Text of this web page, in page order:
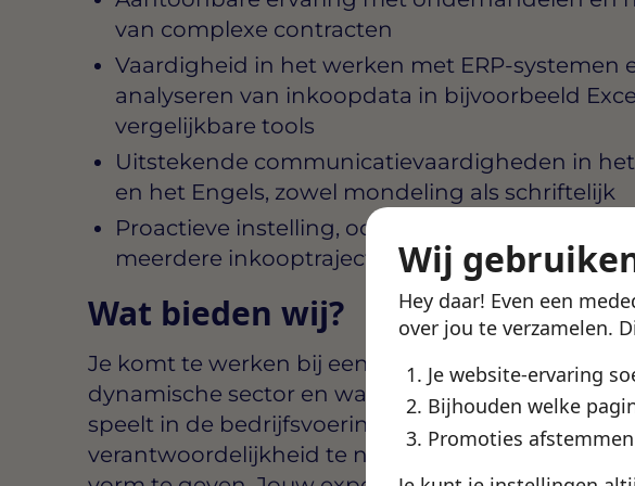
Wij
Hey daar! Even een
over jou te verzamelen.
Je website-ervaring
Bijhouden welke
Promoties
van complexe contracten
Vaardigheid in het werken met ERP-systemen
analyseren van inkoopdata in bijvoorbeeld
vergelijkbare tools
Uitstekende communicatievaardigheden in
en het Engels, zowel mondeling als schriftelijk
Proactieve instelling, oog voor detail en het
meerdere inkooptrajecten tegelijk te beheren
Wat bieden wij?
Je komt te werken bij een organisatie die actief is
dynamische sector en waarbij inkoop een
speelt in de bedrijfsvoering. Er is ruimte om eigen
verantwoordelijkheid te nemen en het